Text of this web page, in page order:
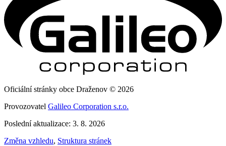
Oficiální stránky obce Draženov © 2026
Provozovatel Galileo Corporation s.r.o.
Poslední aktualizace: 3. 8. 2026
Změna vzhledu, Struktura stránek